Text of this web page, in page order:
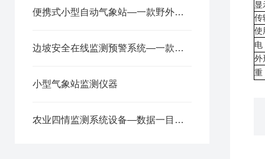
便携式小型自动气象站—一款野外环境监测系统@2022已更新
边坡安全在线监测预警系统—一款防灾的GNSS监测仪@2023已更新
小型气象站监测仪器
农业四情监测系统设备—数据一目了然的高标准农田设备2024风途推送
显
传
使
电
外
重